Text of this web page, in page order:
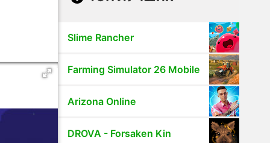
Slime Rancher
Farming Simulator 26 Mobile
Arizona Online
DROVA - Forsaken Kin